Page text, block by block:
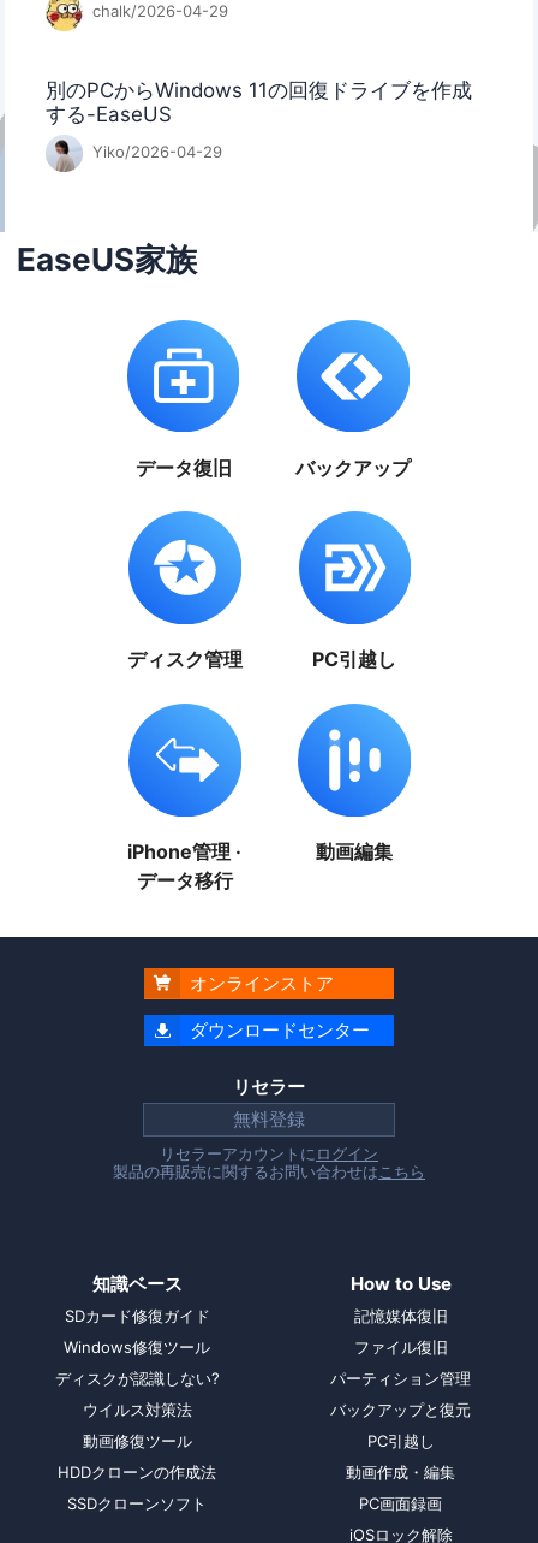
chalk/2026-04-29
別のPCからWindows 11の回復ドライブを作成
する-EaseUS
Yiko/2026-04-29
EaseUS家族
データ復旧 バックアップ
ディスク管理 PC引越し
iPhone管理 ·
データ移行
動画編集
 オンラインストア
 ダウンロードセンター
リセラー
無料登録
リセラーアカウントに ログイン
製品の再販売に関するお問い合わせは こちら
知識ベース
SDカード修復ガイド
Windows修復ツール
ディスクが認識しない?
ウイルス対策法
動画修復ツール
HDDクローンの作成法
SSDクローンソフト
How to Use
記憶媒体復旧
ファイル復旧
パーティション管理
バックアップと復元
PC引越し
動画作成・編集
PC画面録画
iOSロック解除